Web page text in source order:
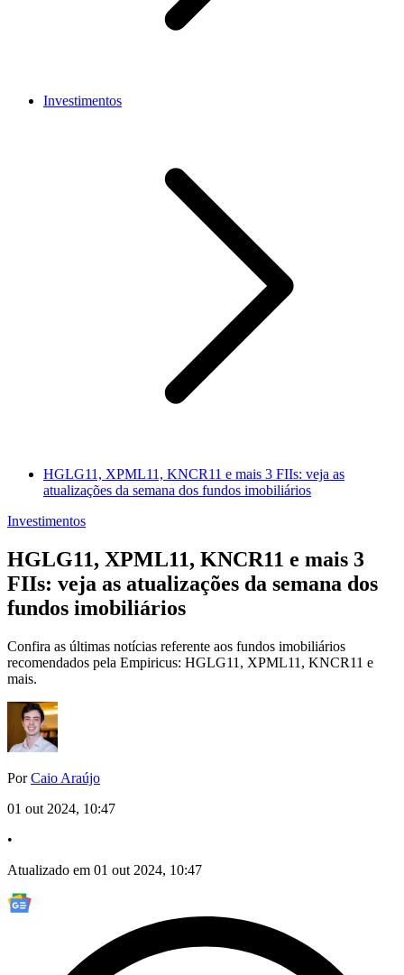
Investimentos
HGLG11, XPML11, KNCR11 e mais 3 FIIs: veja as
atualizações da semana dos fundos imobiliários
Investimentos
HGLG11, XPML11, KNCR11 e mais 3
FIIs: veja as atualizações da semana dos
fundos imobiliários
Confira as últimas notícias referente aos fundos imobiliários
recomendados pela Empiricus: HGLG11, XPML11, KNCR11 e
mais.
PorCaio Araújo
01 out 2024, 10:47
•
Atualizado em 01 out 2024, 10:47